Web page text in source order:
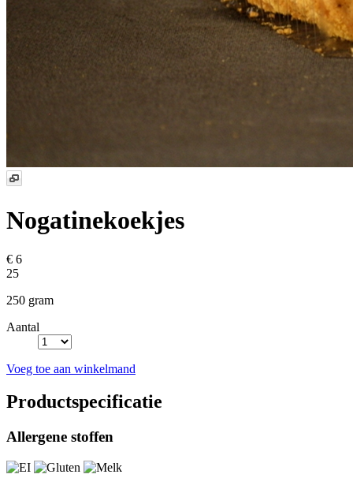
Nogatinekoekjes
€ 6
25
250 gram
Aantal
Voeg toe aan winkelmand
Productspecificatie
Allergene stoffen